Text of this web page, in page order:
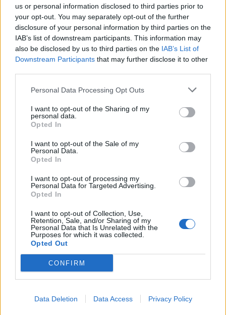
us or personal information disclosed to third parties prior to
your opt-out. You may separately opt-out of the further
disclosure of your personal information by third parties on the
IAB’s list of downstream participants. This information may
also be disclosed by us to third parties on the IAB’s List of
Downstream Participants that may further disclose it to other
Personal Data Processing Opt Outs
I want to opt-out of the Sharing of my
personal data.
Opted In
I want to opt-out of the Sale of my
Personal Data.
Opted In
I want to opt-out of processing my
Personal Data for Targeted Advertising.
Opted In
I want to opt-out of Collection, Use,
Retention, Sale, and/or Sharing of my
Personal Data that Is Unrelated with the
Purposes for which it was collected.
Opted Out
CONFIRM
Data Deletion Data Access Privacy Policy
Η τραγωδία σόκαρε όλη την Αιτωλοακαρνανία.
καταγωγής, κατοικούσε στο Αγρίνιο και
εργαζόταν σε συνεργείο. Είχε τον περασμένο
Σεπτέμβριο παντρευτεί την αδερφή του
26χρονου τραυματία.